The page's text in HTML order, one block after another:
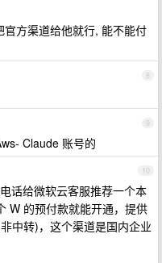
方渠道给他就行, 能不能付
8
9
Claude 账号的
10
话给微软云客服推荐一个本
W 的预付款就能开通，提供
中转)，这个渠道是国内企业